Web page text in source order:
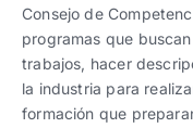
Consejo de
programas que
trabajos, hacer
la industria para
formación que